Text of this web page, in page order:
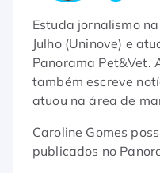
Estuda jornalismo
Julho (Uninove) e
Panorama Pet&Vet.
também escreve
atuou na área de
Caroline Gomes
publicados no